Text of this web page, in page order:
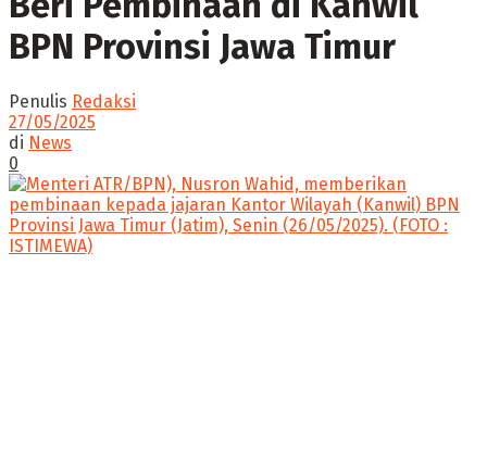
BPN Provinsi Jawa Timur
Penulis Redaksi
27/05/2025
di News
0